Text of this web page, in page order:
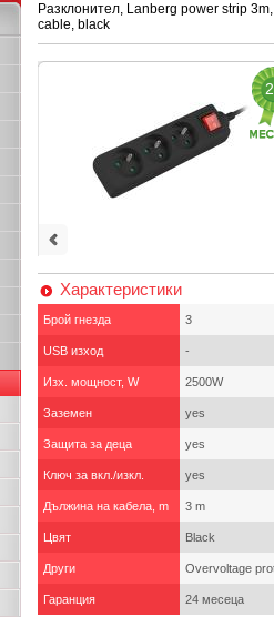
Разклонител, Lanberg power strip
cable, black
Характеристики
Брой гнезда 3
USB изход -
Изх. мощност, W 2500W
Заземен yes
Защита за деца yes
Ключ за вкл./изкл. yes
Дължина на кабела, m 3 m
Цвят Black
Други Overvoltage
Гаранция 24 месеца